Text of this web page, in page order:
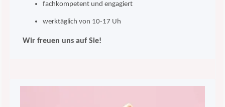
fachkompetent und engagiert
werktäglich von 10-17 Uh
Wir freuen uns auf Sie!